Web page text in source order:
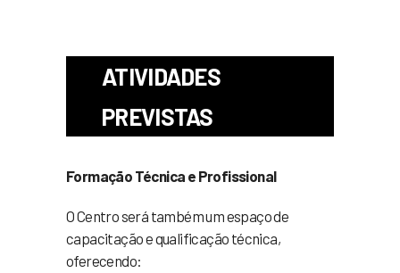
ATIVIDADES
PREVISTAS
Formação Técnica e Profissional
O Centro será também um espaço de
capacitação e qualificação técnica,
oferecendo: